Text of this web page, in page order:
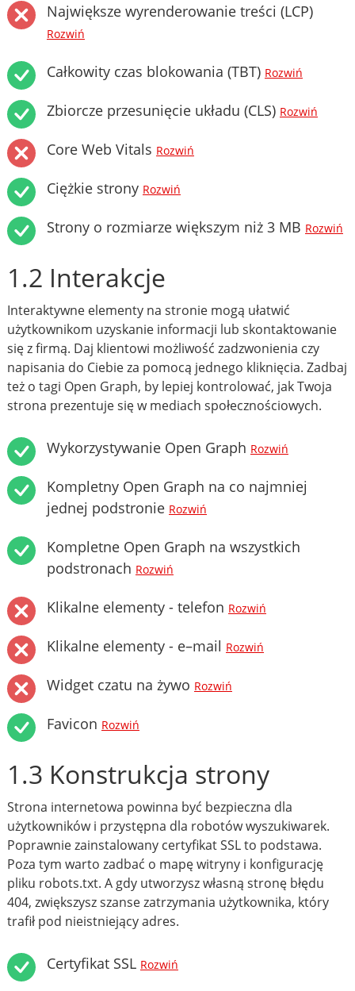
Największe wyrenderowanie treści (LCP)
Rozwiń
Całkowity czas blokowania (TBT) Rozwiń
Zbiorcze przesunięcie układu (CLS) Rozwiń
Core Web Vitals Rozwiń
Ciężkie strony Rozwiń
Strony o rozmiarze większym niż 3 MB Rozwiń
1.2 Interakcje
Interaktywne elementy na stronie mogą ułatwić
użytkownikom uzyskanie informacji lub skontaktowanie
się z firmą. Daj klientowi możliwość zadzwonienia czy
napisania do Ciebie za pomocą jednego kliknięcia. Zadbaj
też o tagi Open Graph, by lepiej kontrolować, jak Twoja
strona prezentuje się w mediach społecznościowych.
Wykorzystywanie Open Graph Rozwiń
Kompletny Open Graph na co najmniej
jednej podstronie Rozwiń
Kompletne Open Graph na wszystkich
podstronach Rozwiń
Klikalne elementy - telefon Rozwiń
Klikalne elementy - e–mail Rozwiń
Widget czatu na żywo Rozwiń
Favicon Rozwiń
1.3 Konstrukcja strony
Strona internetowa powinna być bezpieczna dla
użytkowników i przystępna dla robotów wyszukiwarek.
Poprawnie zainstalowany certyfikat SSL to podstawa.
Poza tym warto zadbać o mapę witryny i konfigurację
pliku robots.txt. A gdy utworzysz własną stronę błędu
404, zwiększysz szanse zatrzymania użytkownika, który
trafił pod nieistniejący adres.
Certyfikat SSL Rozwiń